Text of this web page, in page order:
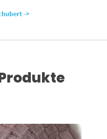
->
mehrere Varianten auf. Die Optionen können auf der Produktseite gewählt werden